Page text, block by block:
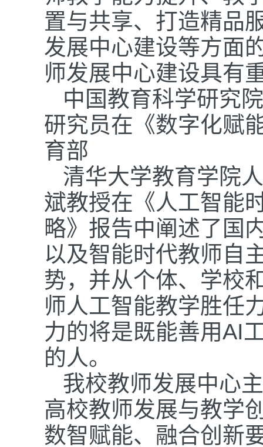
置与共享、打造精品
发展中心建设等方面
师发展中心建设具有
中国教育科学研究
研究员在《数字化赋
育部
清华大学教育学院
斌教授在《人工智能
略》报告中阐述了国
以及智能时代教师自
势，并从个体、学校
师人工智能教学胜任
力的将是既能善用AI
的人。
我校教师发展中心
高校教师发展与教学
数智赋能、融合创新